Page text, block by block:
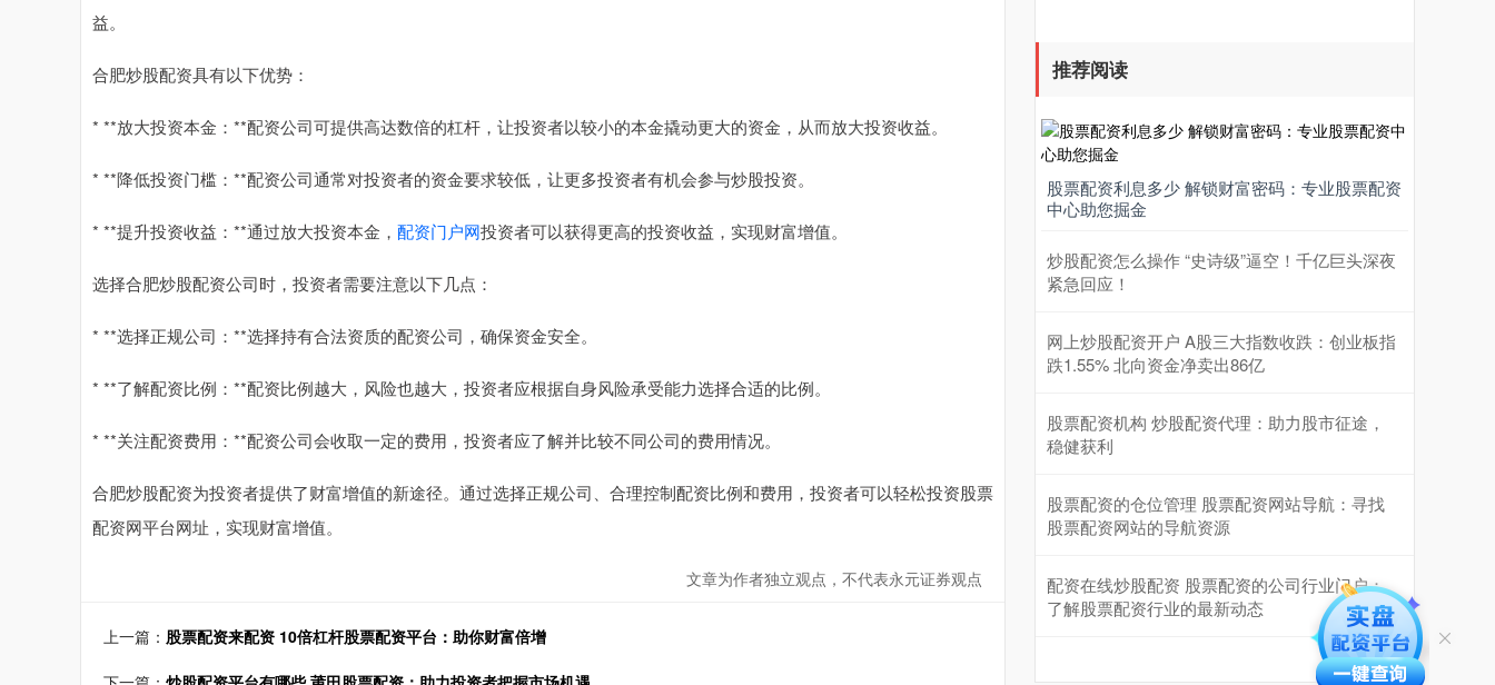
益。
合肥炒股配资具有以下优势：
* **放大投资本金：**配资公司可提供高达数倍的杠杆，让投资者以较小的本金撬动更大的资金，从而放大投资收益。
* **降低投资门槛：**配资公司通常对投资者的资金要求较低，让更多投资者有机会参与炒股投资。
* **提升投资收益：**通过放大投资本金， 配资门户网投资者可以获得更高的投资收益，实现财富增值。
选择合肥炒股配资公司时，投资者需要注意以下几点：
* **选择正规公司：**选择持有合法资质的配资公司，确保资金安全。
* **了解配资比例：**配资比例越大，风险也越大，投资者应根据自身风险承受能力选择合适的比例。
* **关注配资费用：**配资公司会收取一定的费用，投资者应了解并比较不同公司的费用情况。
合肥炒股配资为投资者提供了财富增值的新途径。通过选择正规公司、合理控制配资比例和费用，投资者可以轻松投资股票
配资网平台网址，实现财富增值。
文章为作者独立观点，不代表永元证券观点
上一篇： 股票配资来配资 10倍杠杆股票配资平台：助你财富倍增
推荐阅读
股票配资利息多少 解锁财富密码：专业股票配资
中心助您掘金
炒股配资怎么操作 “史诗级”逼空！千亿巨头深夜
紧急回应！
网上炒股配资开户 A股三大指数收跌：创业板指
跌1.55% 北向资金净卖出86亿
股票配资机构 炒股配资代理：助力股市征途，
稳健获利
股票配资的仓位管理 股票配资网站导航：寻找
股票配资网站的导航资源
配资在线炒股配资 股票配资的公司行业门户：
了解股票配资行业的最新动态